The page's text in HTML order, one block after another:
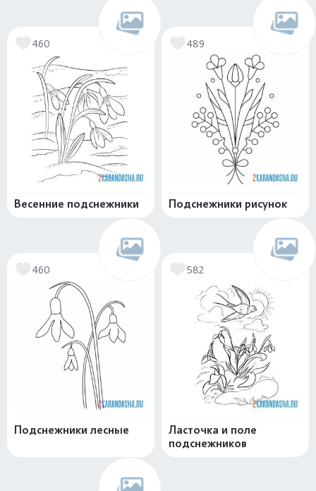
460
Весенние подснежники
489
Подснежники рисунок
460
Подснежники лесные
582
Ласточка и поле
подснежников